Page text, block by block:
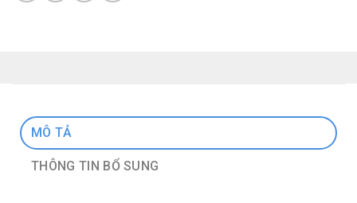
MÔ TẢ
THÔNG TIN BỔ SUNG